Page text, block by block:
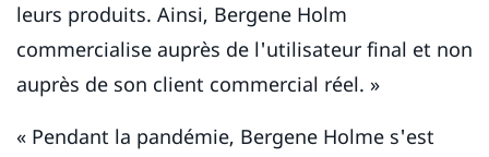
leurs produits. Ainsi, Bergene Holm
commercialise auprès de l'utilisateur final et non
auprès de son client commercial réel. »
« Pendant la pandémie, Bergene Holme s'est